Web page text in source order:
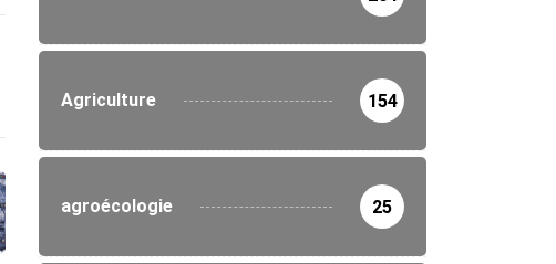
Agriculture 154
agroécologie 25